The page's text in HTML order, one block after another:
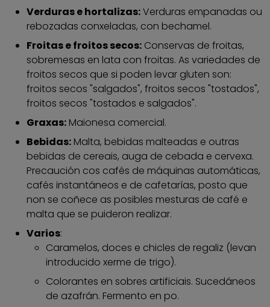
Verduras e hortalizas:Verduras empanadas ou
rebozadas conxeladas, con bechamel.
Froitas e froitos secos: Conservas de froitas,
sobremesas en lata con froitas. As variedades de
froitos secos que si poden levar gluten son:
froitos secos "salgados", froitos secos "tostados",
froitos secos "tostados e salgados".
Graxas: Maionesa comercial.
Bebidas: Malta, bebidas malteadas e outras
bebidas de cereais, auga de cebada e cervexa.
Precaución cos cafés de máquinas automáticas,
cafés instantáneos e de cafetarías, posto que
non se coñece as posibles mesturas de café e
malta que se puideron realizar.
Varios:
Caramelos, doces e chicles de regaliz (levan
introducido xerme de trigo).
Colorantes en sobres artificiais. Sucedáneos
de azafrán. Fermento en po.